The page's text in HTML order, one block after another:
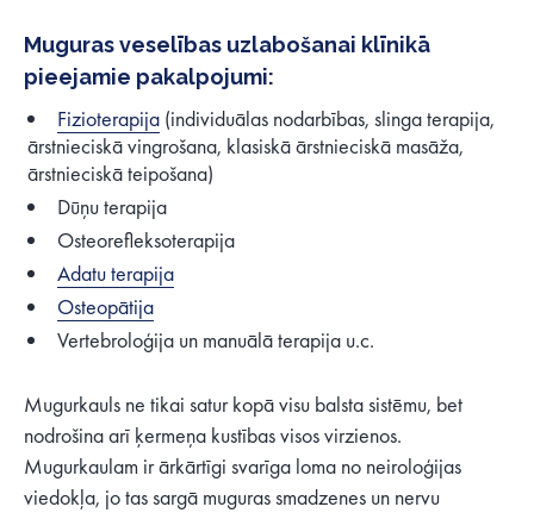
Muguras veselības uzlabošanai klīnikā
pieejamie pakalpojumi:
Fizioterapija (individuālas nodarbības, slinga terapija,
ārstnieciskā vingrošana, klasiskā ārstnieciskā masāža,
ārstnieciskā teipošana)
Dūņu terapija
Osteorefleksoterapija
Adatu terapija
Osteopātija
Vertebroloģija un manuālā terapija u.c.
Mugurkauls ne tikai satur kopā visu balsta sistēmu, bet
nodrošina arī ķermeņa kustības visos virzienos.
Mugurkaulam ir ārkārtīgi svarīga loma no neiroloģijas
viedokļa, jo tas sargā muguras smadzenes un nervu